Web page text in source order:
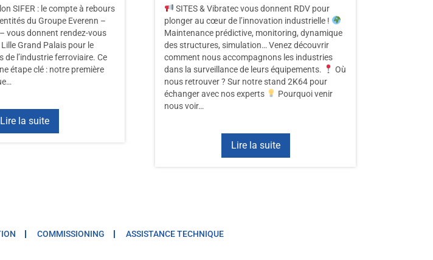
SIFER : le compte à rebours
du Groupe Everenn –
vous donnent rendez-vous
Grand Palais pour le
de l’industrie ferroviaire. Ce
étape clé : notre première
Lire la suite
SITES & Vibratec vous donnent RDV pour
plonger au cœur de l’innovation industrielle !
Maintenance prédictive, monitoring, dynamique
des structures, simulation… Venez découvrir
comment nous accompagnons les industries
dans la surveillance de leurs équipements.
Où
nous retrouver ? Sur notre stand 2K64 pour
échanger avec nos experts
Pourquoi venir
nous voir…
Lire la suite
COMMISSIONING ASSISTANCE TECHNIQUE